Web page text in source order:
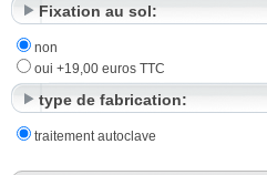
Fixation au sol:
non
oui +19,00 euros TTC
type de fabrication:
traitement autoclave